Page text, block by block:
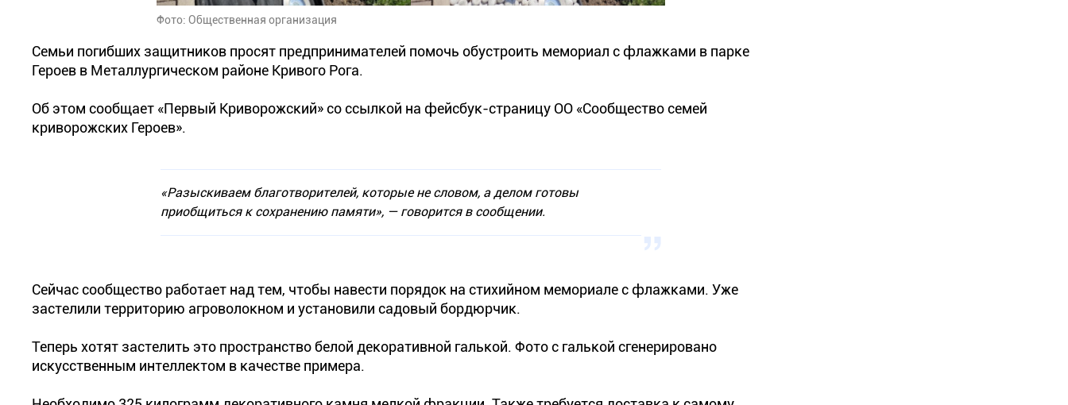
Фото: Общественная организация
Семьи погибших защитников просят предпринимателей помочь обустроить мемориал с флажками в парке
Героев в Металлургическом районе Кривого Рога.
Об этом сообщает «Первый Криворожский» со ссылкой на фейсбук-страницу ОО «Сообщество семей
криворожских Героев».
«Разыскиваем благотворителей, которые не словом, а делом готовы
приобщиться к сохранению памяти», — говорится в сообщении.
Сейчас сообщество работает над тем, чтобы навести порядок на стихийном мемориале с флажками. Уже
застелили территорию агроволокном и установили садовый бордюрчик.
Теперь хотят застелить это пространство белой декоративной галькой. Фото с галькой сгенерировано
искусственным интеллектом в качестве примера.